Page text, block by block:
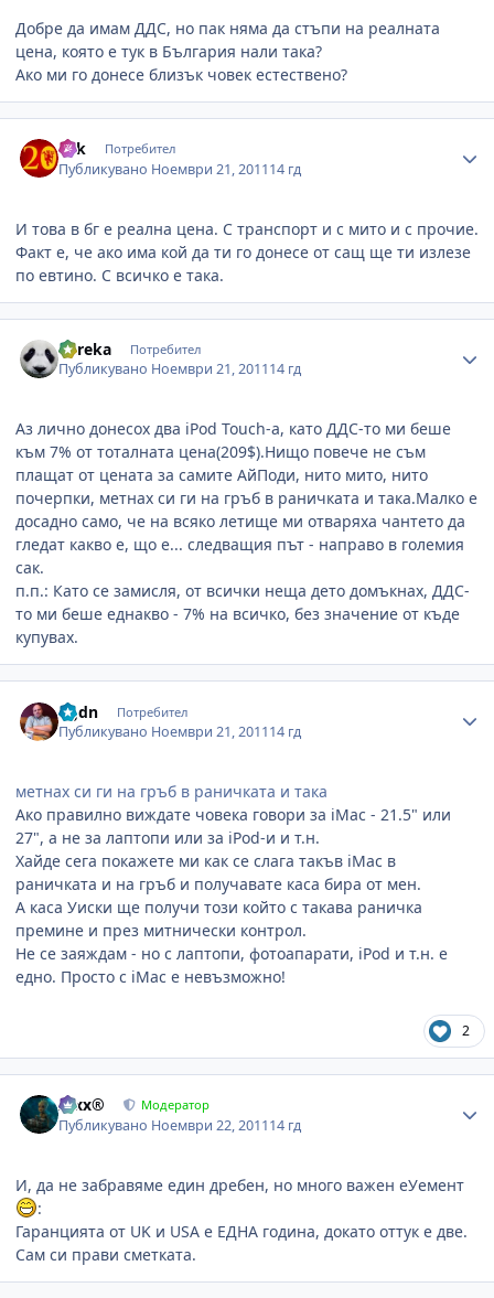
Добре да имам ДДС, но пак няма да стъпи на реалната
цена, която е тук в България нали така?
Ако ми го донесе близък човек естествено?
eek Потребител
Публикувано Ноември 21, 201114 гд
И това в бг е реална цена. С транспорт и с мито и с прочие.
Факт е, че ако има кой да ти го донесе от сащ ще ти излезе
по евтино. С всичко е така.
Eureka Потребител
Публикувано Ноември 21, 201114 гд
Аз лично донесох два iPod Touch-a, като ДДС-то ми беше
към 7% от тоталната цена(209$).Нищо повече не съм
плащат от цената за самите АйПоди, нито мито, нито
почерпки, метнах си ги на гръб в раничката и така.Малко е
досадно само, че на всяко летище ми отваряха чантето да
гледат какво е, що е... следващия път - направо в големия
сак.
п.п.: Като се замисля, от всички неща дето домъкнах, ДДС-
то ми беше еднакво - 7% на всичко, без значение от къде
купувах.
bgdn Потребител
Публикувано Ноември 21, 201114 гд
метнах си ги на гръб в раничката и така
Ако правилно виждате човека говори за iMac - 21.5" или
27", а не за лаптопи или за iPod-и и т.н.
Хайде сега покажете ми как се слага такъв iMac в
раничката и на гръб и получавате каса бира от мен.
А каса Уиски ще получи този който с такава раничка
премине и през митнически контрол.
Не се заяждам - но с лаптопи, фотоапарати, iPod и т.н. е
едно. Просто с iMac е невъзможно!
2
Alxx® Модератор
Публикувано Ноември 22, 201114 гд
И, да не забравяме един дребен, но много важен еУемент
:
Гаранцията от UK и USA е ЕДНА година, докато оттук е две.
Сам си прави сметката.